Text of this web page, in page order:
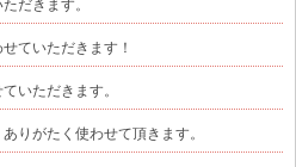
だきます。
ていただきます！
いただきます。
りがたく使わせて頂きます。